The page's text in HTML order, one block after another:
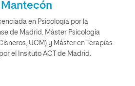
en Psicología por la
de Madrid. Máster Psicología
UCM) y Máster en Terapias
el Insituto ACT de Madrid.